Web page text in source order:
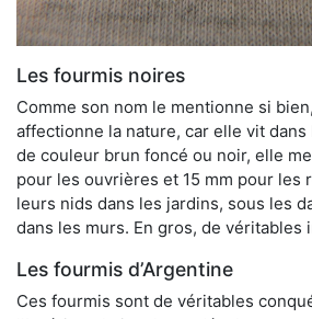
Les fourmis noires
Comme son nom le mentionne si
affectionne la nature, car elle vit
de couleur brun foncé ou noir, elle
pour les ouvrières et 15 mm pour les
leurs nids dans les jardins, sous les
dans les murs. En gros, de véritables
Les fourmis d’Argentine
Ces fourmis sont de véritables